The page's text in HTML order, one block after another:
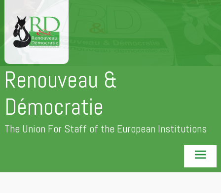
content
Renouveau &
Démocratie
The Union For Staff of the European Institutions